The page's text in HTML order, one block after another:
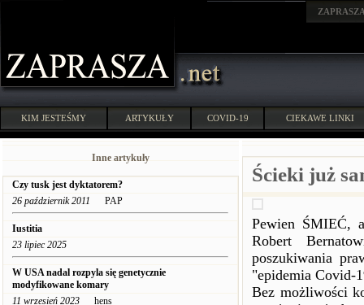
KIM JESTEŚMY ARTYKUŁY COVID-19 CIEKAWE LINKI
Inne artykuły
Czy tusk jest dyktatorem?
26 październik 2011 PAP
Iustitia
23 lipiec 2025
W USA nadal rozpyla się genetycznie
modyfikowane komary
11 wrzesień 2023 hens
Ścieki już
Pewien ŚMIEĆ,
Robert
poszukiwania
"epidemia Covid-
Bez możliwości